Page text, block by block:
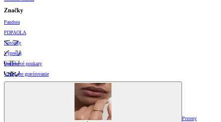
Značky
Pandora
PDPAOLA
Novinky
Výpredaj
Darčekové poukazy
Vzory pre gravírovanie
Prsteny